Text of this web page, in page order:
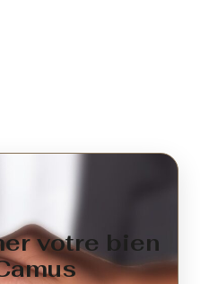
votre bien